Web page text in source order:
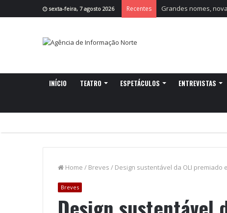
sexta-feira, 7 agosto 2026 Recentes Grandes nomes,
INÍCIO TEATRO ESPETÁCULOS ENTREVISTAS
Home / Breves / Design sustentável da OLI premiado
Breves